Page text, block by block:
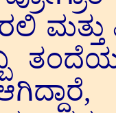
ಮತ್ತು